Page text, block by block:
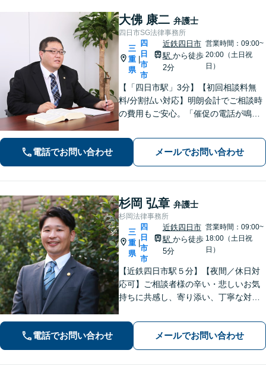
大佛 康二 弁護士
四日市SG法律事務所
三
重
県
四
日
市
市
近鉄四日市
駅 から徒歩
2分
営業時間：09:00~
20:00（土日祝
日）
【「四日市駅」3分】【初回相談料無
料/分割払い対応】明朗会計でご相談時
の費用もご安心。「催促の電話が鳴り
た」に対応できます。自己破産や任意
整理、個人再生など幅広い解決方法を
提示【完全個室で安心】
電話でお問い合わせ メールでお問い合わせ
杉岡 弘章 弁護士
杉岡法律事務所
三
重
県
四
日
市
市
近鉄四日市
駅 から徒歩
5分
営業時間：09:00~
18:00（土日祝
日）
【近鉄四日市駅５分】【夜間／休日対
応可】ご相談者様の辛い・悲しいお気
持ちに共感し、寄り添い、丁寧な対応
相続／刑事事件など、幅広く対応【地
域に根ざした弁護士】お気軽にお問い
合わせください。
電話でお問い合わせ メールでお問い合わせ